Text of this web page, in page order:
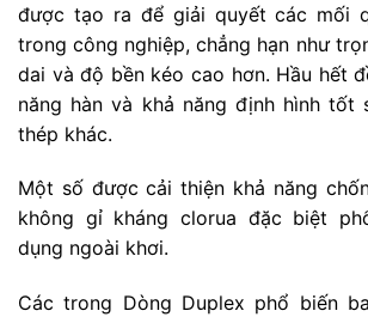
được tạo ra để giải quyết các mối
trong công nghiệp, chẳng hạn như
dai và độ bền kéo cao hơn. Hầu hết
năng hàn và khả năng định hình tốt
thép khác.
Một số được cải thiện khả năng
không gỉ kháng clorua đặc biệt
dụng ngoài khơi.
Các trong Dòng Duplex phổ biến